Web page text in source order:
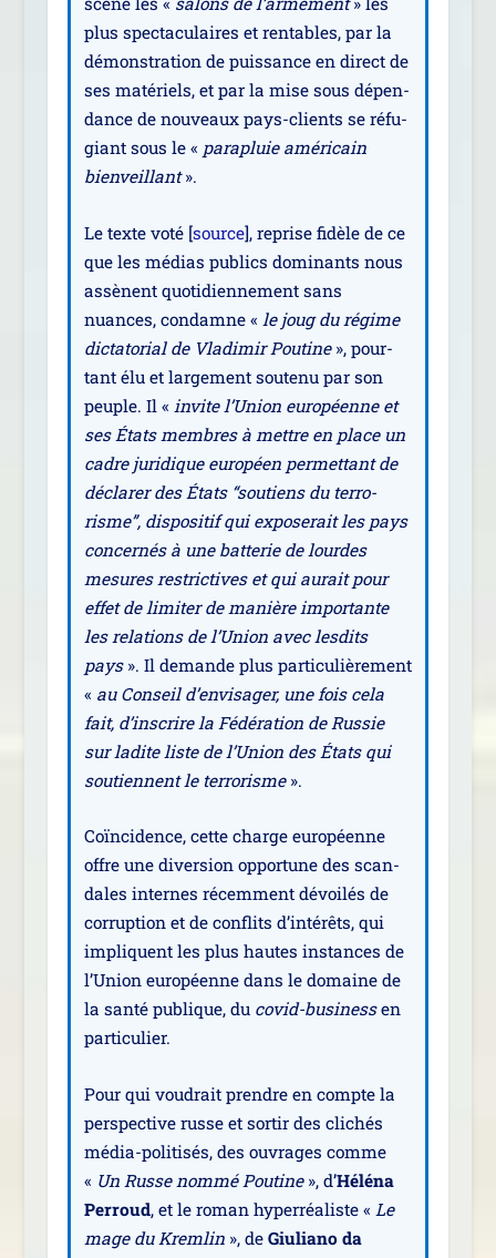
plus spec­ta­cu­laires et ren­tables, par la
démons­tra­tion de puis­sance en direct de
ses maté­riels, et par la mise sous dépen­
dance de nou­veaux pays-clients se réfu­
giant sous le « para­pluie amé­ri­cain
bien­veillant».
Le texte voté [source], reprise fidèle de ce
que les médias publics domi­nants nous
assènent quo­ti­dien­ne­ment sans
nuances, condamne « le joug du régime
dic­ta­to­rial de Vladimir Poutine», pour­
tant élu et lar­ge­ment sou­te­nu par son
peuple. Il « invite l’Union euro­péenne et
ses États membres à mettre en place un
cadre juri­dique euro­péen per­met­tant de
décla­rer des États “sou­tiens du ter­ro­
risme”, dis­po­si­tif qui expo­se­rait les pays
concer­nés à une bat­te­rie de lourdes
mesures res­tric­tives et qui aurait pour
effet de limi­ter de manière impor­tante
les rela­tions de l’Union avec les­dits
pays». Il demande plus par­ti­cu­liè­re­ment
« au Conseil d’envisager, une fois cela
fait, d’inscrire la Fédération de Russie
sur ladite liste de l’Union des États qui
sou­tiennent le ter­ro­risme».
Coïncidence, cette charge euro­péenne
offre une diver­sion oppor­tune des scan­
dales internes récem­ment dévoi­lés de
cor­rup­tion et de conflits d’intérêts, qui
impliquent les plus hautes ins­tances de
l’Union euro­péenne dans le domaine de
la san­té publique, du covid-busi­nessen
particulier.
Pour qui vou­drait prendre en compte la
pers­pec­tive russe et sor­tir des cli­chés
média-poli­ti­sés, des ouvrages comme
« Un Russe nom­mé Poutine», d’Héléna
Perroud, et le roman hyper­réa­liste « Le
mage du Kremlin», de Giuliano da